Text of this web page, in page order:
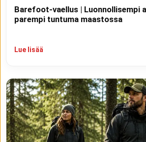
Barefoot-vaellus | Luonnollisempi
parempi tuntuma maastossa
Lue lisää